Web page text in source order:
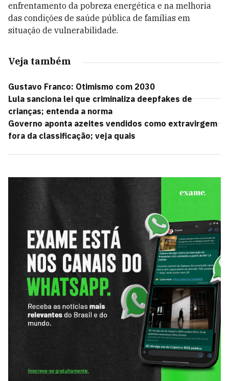
enfrentamento da pobreza energética e na melhoria
das condições de saúde pública de famílias em
situação de vulnerabilidade.
Veja também
Gustavo Franco: Otimismo com 2030
Lula sanciona lei que criminaliza deepfakes de
crianças; entenda a norma
Governo aponta azeites vendidos como extravirgem
fora da classificação; veja quais